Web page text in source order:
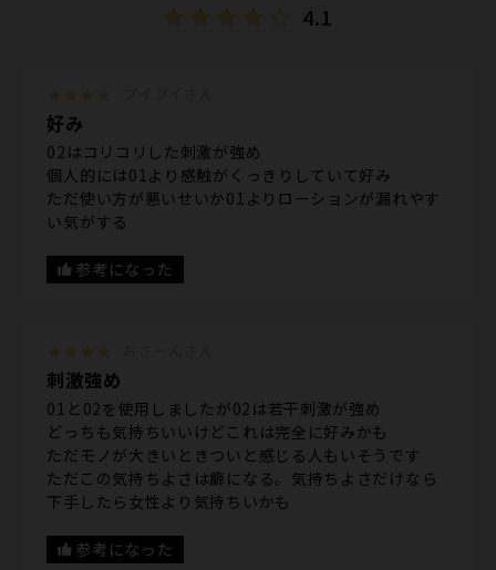
4.1
好み
02はコリコリした刺激が強め
個人的には01より感触がくっきりしていて好み
ただ使い方が悪いせいか01よりローションが漏れやす
い気がする
参考になった
刺激強め
01と02を使用しましたが02は若干刺激が強め
どっちも気持ちいいけどこれは完全に好みかも
ただモノが大きいときついと感じる人もいそうです
ただこの気持ちよさは癖になる。気持ちよさだけなら
下手したら女性より気持ちいかも
参考になった